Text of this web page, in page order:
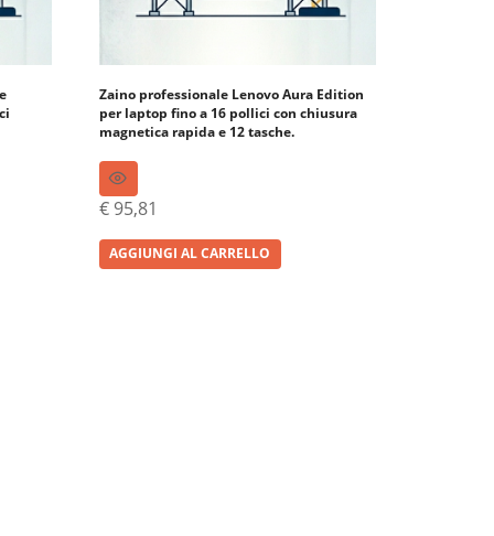
Zaino professionale Lenovo Aura Edition
per laptop fino a 16 pollici con chiusura
magnetica rapida e 12 tasche.
€ 95,81
AGGIUNGI AL CARRELLO